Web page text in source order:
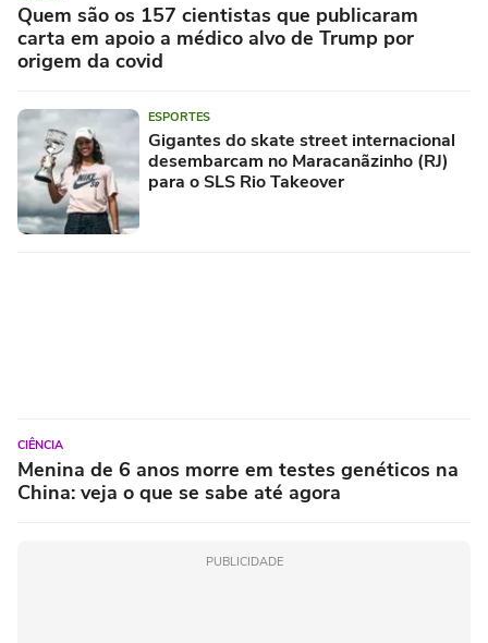
Quem são os 157 cientistas que publicaram
carta em apoio a médico alvo de Trump por
origem da covid
ESPORTES
Gigantes do skate street internacional
desembarcam no Maracanãzinho (RJ)
para o SLS Rio Takeover
CIÊNCIA
Menina de 6 anos morre em testes genéticos na
China: veja o que se sabe até agora
PUBLICIDADE